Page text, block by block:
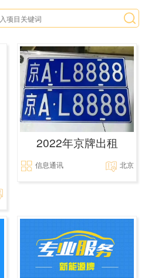
2022年京牌出租
信息通讯 北京